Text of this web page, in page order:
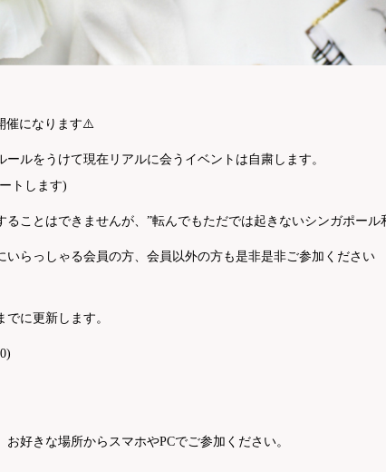
催になります⚠️
ルをうけて現在リアルに会うイベントは自粛します。
トします)
ことはできませんが、”転んでもただでは起きないシンガポール
いらっしゃる会員の方、会員以外の方も是非是非ご参加ください
に更新します。
好きな場所からスマホやPCでご参加ください。